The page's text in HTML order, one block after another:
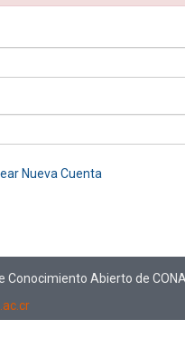
Nueva Cuenta
Conocimiento Abierto de